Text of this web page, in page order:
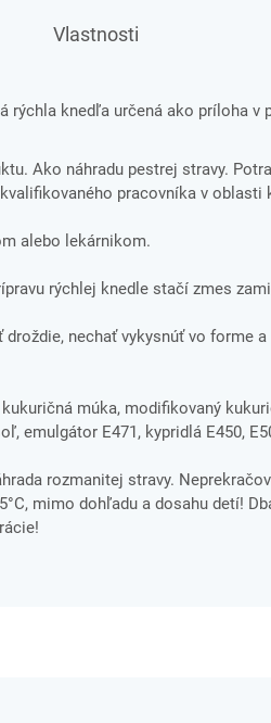
Vlastnosti
rýchla knedľa určená ako príloha v
Ako náhradu pestrej stravy.
pracovníka v oblasti
alebo lekárnikom.
rýchlej knedle stačí zmes
nechať vykysnúť vo forme
múka, modifikovaný
emulgátor E471, kypridlá E450,
rozmanitej stravy.
mimo dohľadu a dosahu detí!